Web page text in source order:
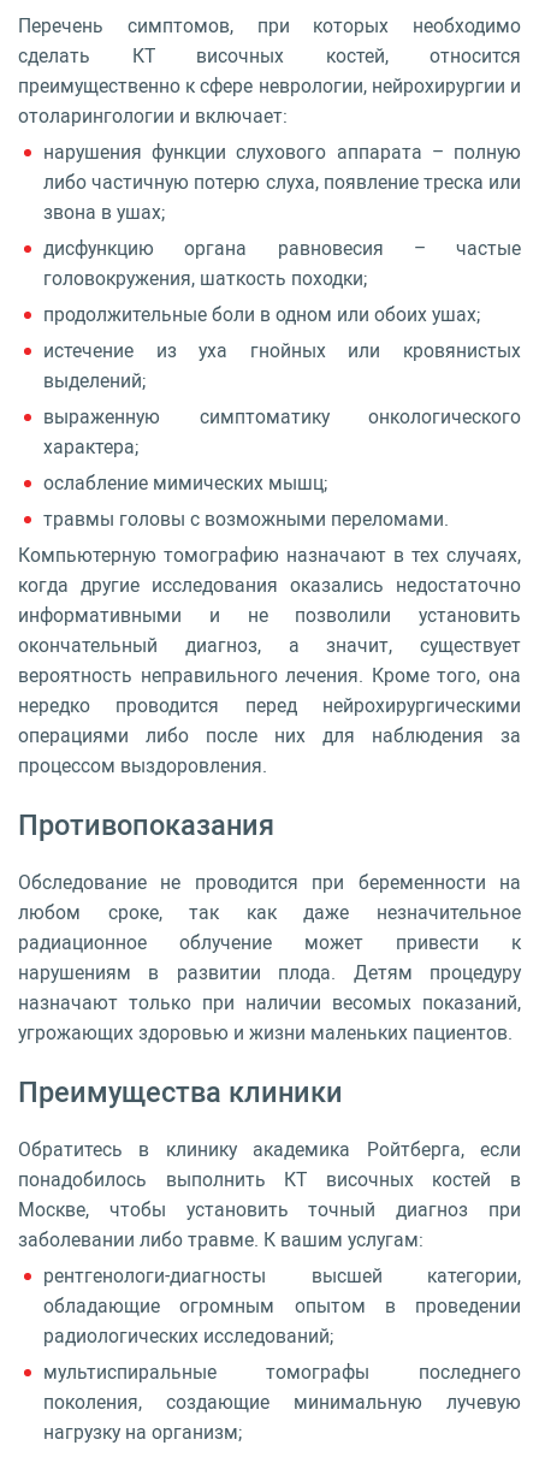
Перечень симптомов, при которых необходимо
сделать КТ височных костей, относится
преимущественно к сфере неврологии, нейрохирургии и
отоларингологии и включает:
нарушения функции слухового аппарата – полную
либо частичную потерю слуха, появление треска или
звона в ушах;
дисфункцию органа равновесия – частые
головокружения, шаткость походки;
продолжительные боли в одном или обоих ушах;
истечение из уха гнойных или кровянистых
выделений;
выраженную симптоматику онкологического
характера;
ослабление мимических мышц;
травмы головы с возможными переломами.
Компьютерную томографию назначают в тех случаях,
когда другие исследования оказались недостаточно
информативными и не позволили установить
окончательный диагноз, а значит, существует
вероятность неправильного лечения. Кроме того, она
нередко проводится перед нейрохирургическими
операциями либо после них для наблюдения за
процессом выздоровления.
Противопоказания
Обследование не проводится при беременности на
любом сроке, так как даже незначительное
радиационное облучение может привести к
нарушениям в развитии плода. Детям процедуру
назначают только при наличии весомых показаний,
угрожающих здоровью и жизни маленьких пациентов.
Преимущества клиники
Обратитесь в клинику академика Ройтберга, если
понадобилось выполнить КТ височных костей в
Москве, чтобы установить точный диагноз при
заболевании либо травме. К вашим услугам:
рентгенологи-диагносты высшей категории,
обладающие огромным опытом в проведении
радиологических исследований;
мультиспиральные томографы последнего
поколения, создающие минимальную лучевую
нагрузку на организм;